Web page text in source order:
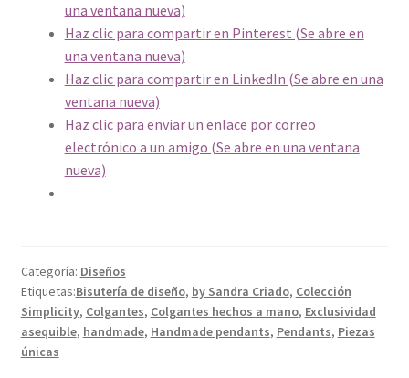
una ventana nueva)
Haz clic para compartir en Pinterest (Se abre en
una ventana nueva)
Haz clic para compartir en LinkedIn (Se abre en una
ventana nueva)
Haz clic para enviar un enlace por correo
electrónico a un amigo (Se abre en una ventana
nueva)
Categoría: Diseños
Etiquetas:Bisutería de diseño, by Sandra Criado, Colección
Simplicity, Colgantes, Colgantes hechos a mano, Exclusividad
asequible, handmade, Handmade pendants, Pendants, Piezas
únicas